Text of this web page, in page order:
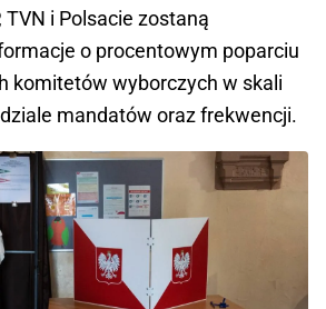
TVN i Polsacie zostaną
o procentowym poparciu
komitetów wyborczych w skali
mandatów oraz frekwencji.